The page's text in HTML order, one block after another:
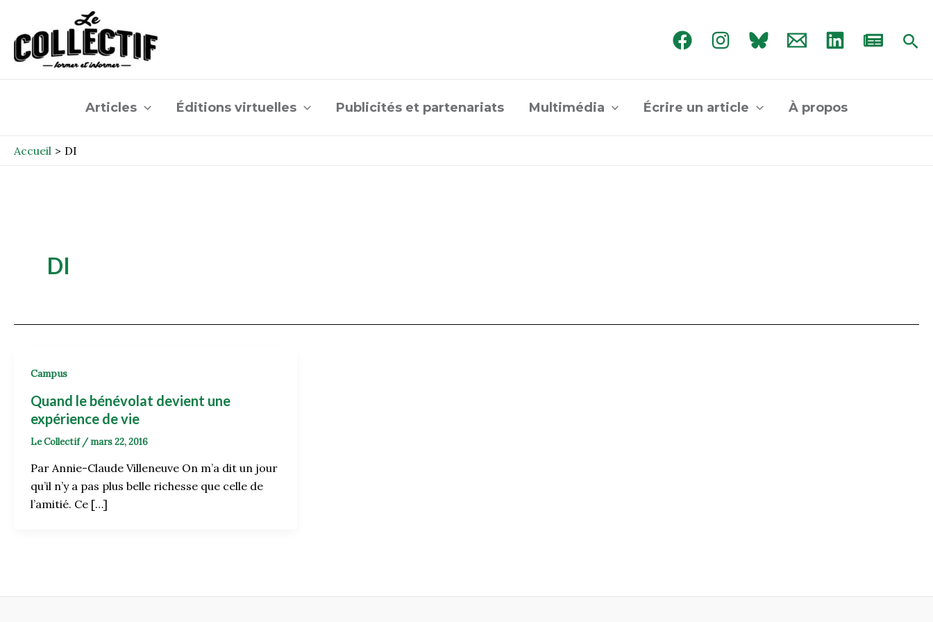
contenu
Articles Éditions virtuelles Publicités et partenariats Multimédia Écrire un article À propos
Accueil DI
DI
Campus
Quand le bénévolat devient une
expérience de vie
Le Collectif / mars 22, 2016
Par Annie-Claude Villeneuve On m’a dit un jour
qu’il n’y a pas plus belle richesse que celle de
l’amitié. Ce […]